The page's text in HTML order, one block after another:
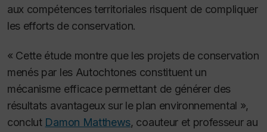
aux compétences territoriales risquent de compliquer
les efforts de conservation.
« Cette étude montre que les projets de conservation
menés par les Autochtones constituent un
mécanisme efficace permettant de générer des
résultats avantageux sur le plan environnemental »,
conclut Damon Matthews, coauteur et professeur au